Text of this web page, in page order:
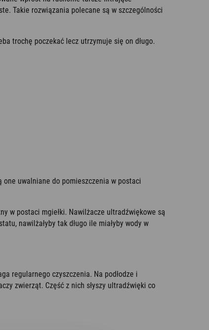
Takie rozwiązania polecane są w szczególności
trochę poczekać lecz utrzymuje się on długo.
uwalniane do pomieszczenia w postaci
w postaci mgiełki. Nawilżacze ultradźwiękowe są
nawilżałyby tak długo ile miałyby wody w
regularnego czyszczenia. Na podłodze i
zwierząt. Część z nich słyszy ultradźwięki co